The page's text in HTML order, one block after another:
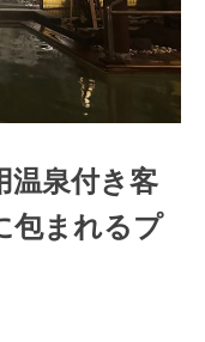
温泉付き客
包まれるプ